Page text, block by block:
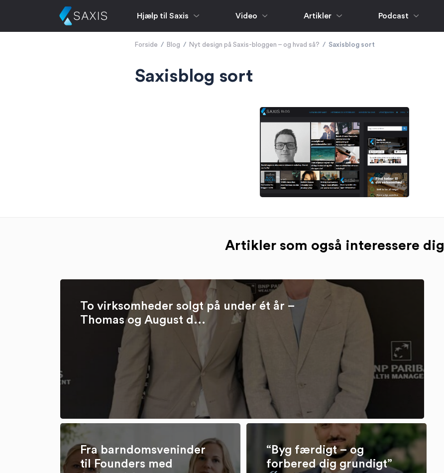
Hjælp til Saxis Video Artikler Podcast
Forside / Blog / Nyt design på Saxis-bloggen – og hvad så? / Saxisblog sort
Saxisblog sort
Artikler som også interessere dig
To virksomheder solgt på under ét år –
Thomas og August d...
Fra barndomsveninder
til Founders med
“Byg færdigt – og
forbered dig grundigt”